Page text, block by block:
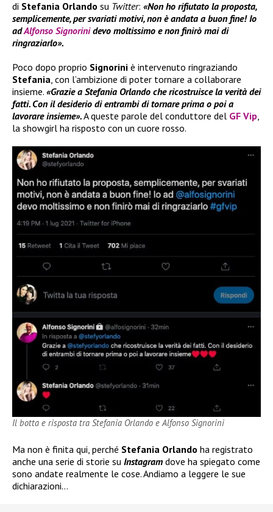
di Stefania Orlando su Twitter: «Non ho rifiutato la proposta,
semplicemente, per svariati motivi, non è andata a buon fine! Io
adAlfonso Signorinidevo moltissimo e non finirò mai di
ringraziarlo».
Poco dopo proprio Signorini è intervenuto ringraziando
Stefania, con l’ambizione di poter tornare a collaborare
insieme. «Grazie a Stefania Orlando che ricostruisce la verità dei
fatti. Con il desiderio di entrambi di tornare prima o poi a
lavorare insieme».A queste parole del conduttore del GF Vip,
la showgirl ha risposto con un cuore rosso.
Il botta e risposta tra Stefania Orlando e Alfonso Signorini
Ma non è finita qui, perché Stefania Orlando ha registrato
anche una serie di storie su Instagram dove ha spiegato come
sono andate realmente le cose. Andiamo a leggere le sue
dichiarazioni…